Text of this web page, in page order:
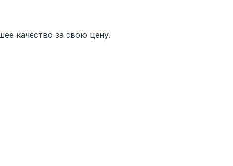
качество за свою цену.